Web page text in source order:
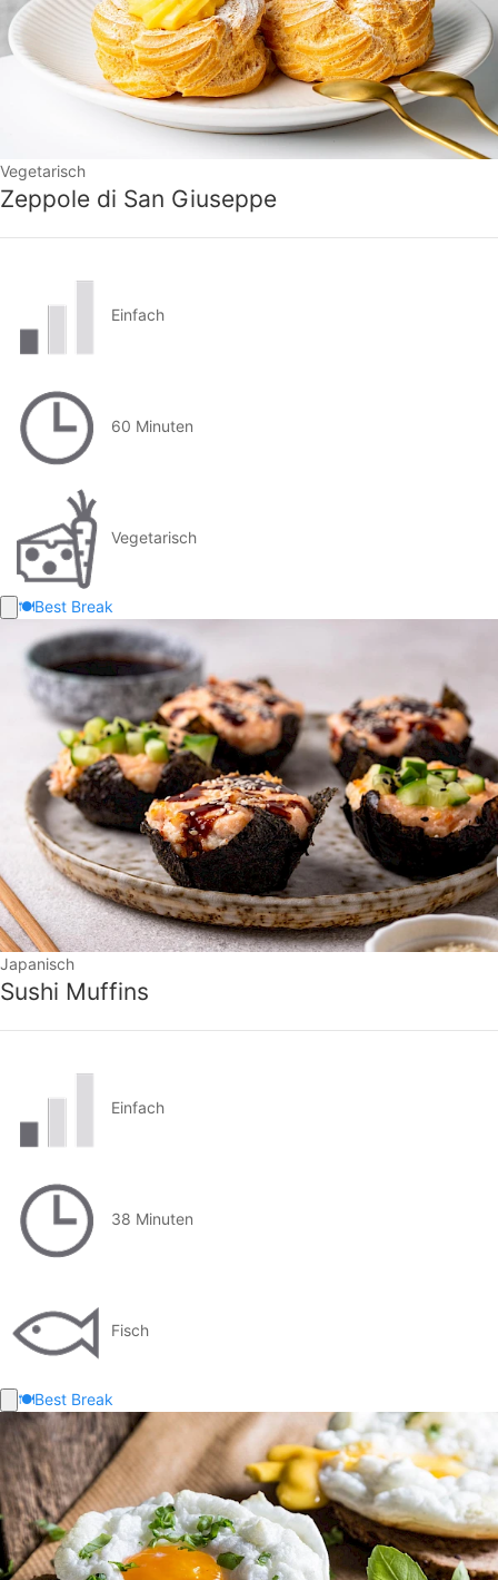
Vegetarisch
Zeppole di San Giuseppe
Einfach
60 Minuten
Vegetarisch
🍽️Best Break
Japanisch
Sushi Muffins
Einfach
38 Minuten
Fisch
🍽️Best Break